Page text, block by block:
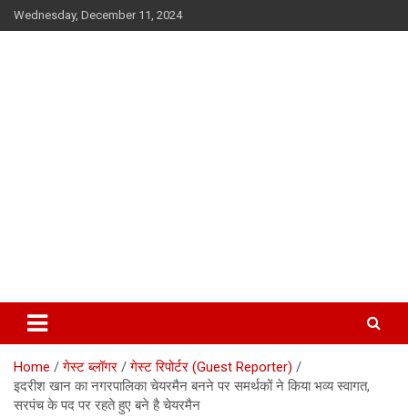
Skip
to
Wednesday, December 11, 2024
सूफी की कलम से
Home गेस्ट ब्लॉगर
गेस्ट रिपोर्टर (Guest Reporter)
इदरीश खान का नगरपालिका चेयरमैन बनने पर समर्थकों ने किया भव्य स्वागत,
सरपंच के पद पर रहते हुए बने है चेयरमैन